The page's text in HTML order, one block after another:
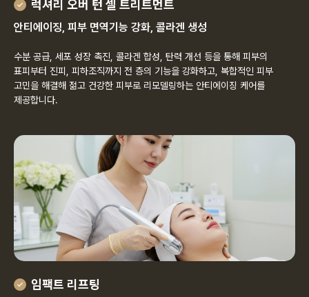
럭셔리 오버 턴 셀 트리트먼트
안티에이징, 피부 면역기능 강화, 콜라겐 생성
수분 공급, 세포 성장 촉진, 콜라겐 합성, 탄력 개선 등을 통해 피부의
표피부터 진피, 피하조직까지 전 층의 기능을 강화하고, 복합적인 피부
고민을 해결해 젊고 건강한 피부로 리모델링하는 안티에이징 케어를
제공합니다.
임팩트 리프팅